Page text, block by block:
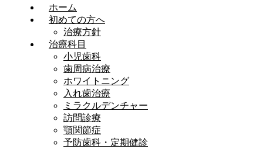
ホーム
初めての方へ
治療方針
治療科目
小児歯科
歯周病治療
ホワイトニング
入れ歯治療
ミラクルデンチャー
訪問診療
顎関節症
予防歯科・定期健診